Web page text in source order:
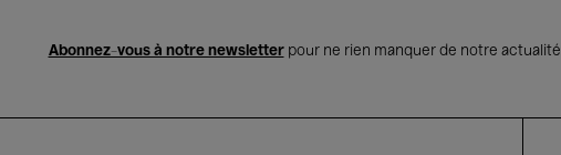
Abonnez-vous à notre newsletterpour ne rien manquer de notre actualité